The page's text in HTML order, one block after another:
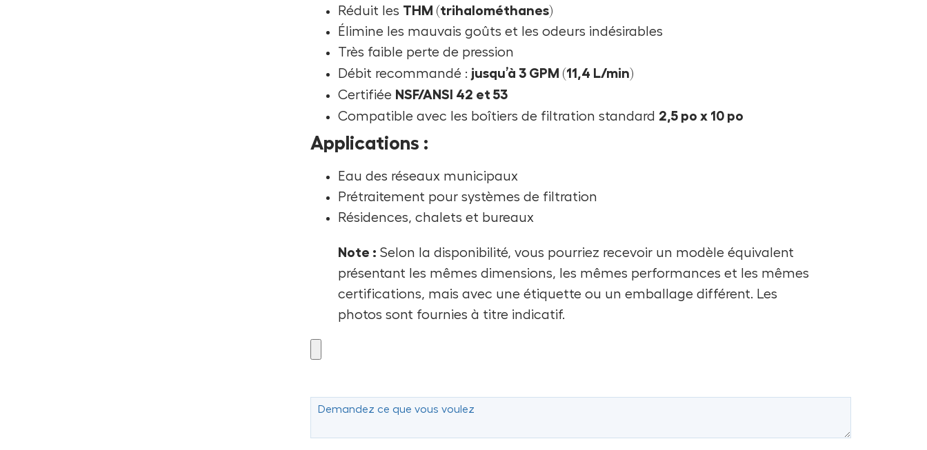
Réduit les THM (trihalométhanes)
Élimine les mauvais goûts et les odeurs indésirables
Très faible perte de pression
Débit recommandé : jusqu’à 3 GPM (11,4 L/min)
Certifiée NSF/ANSI 42 et 53
Compatible avec les boîtiers de filtration standard 2,5 po x 10 po
Applications :
Eau des réseaux municipaux
Prétraitement pour systèmes de filtration
Résidences, chalets et bureaux
Note : Selon la disponibilité, vous pourriez recevoir un modèle équivalent
présentant les mêmes dimensions, les mêmes performances et les mêmes
certifications, mais avec une étiquette ou un emballage différent. Les
photos sont fournies à titre indicatif.